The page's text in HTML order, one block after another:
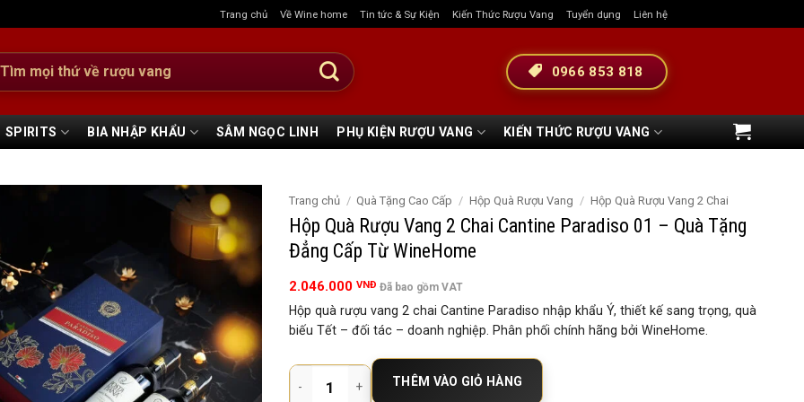
Trang chủ Về Wine home Tin tức & Sự Kiện Kiến Thức Rượu Vang Tuyển dụng Liên hệ
0966 853 818
SPIRITS BIA NHẬP KHẨU SÂM NGỌC LINH PHỤ KIỆN RƯỢU VANG KIẾN THỨC RƯỢU VANG
Trang chủ / Quà Tặng Cao Cấp / Hộp Quà Rượu Vang / Hộp Quà Rượu Vang 2 Chai
Hộp Quà Rượu Vang 2 Chai Cantine Paradiso 01 – Quà Tặng
Đẳng Cấp Từ WineHome
2.046.000 VNĐ Đã bao gồm VAT
Hộp quà rượu vang 2 chai Cantine Paradiso nhập khẩu Ý, thiết kế sang trọng, quà
biếu Tết – đối tác – doanh nghiệp. Phân phối chính hãng bởi WineHome.
Hộp Quà Rượu Vang 2 Chai Cantine Paradiso 01 – Quà Tặng Đẳng Cấp Từ WineHome số lượng
THÊM VÀO GIỎ HÀNG